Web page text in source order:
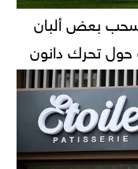
سحب بعض ألبان
حول تحرك دانون